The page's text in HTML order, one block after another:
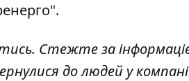
.
Стежте за
до людей у